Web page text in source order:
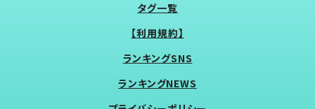
タグ一覧
【利用規約】
ランキングSNS
ランキングNEWS